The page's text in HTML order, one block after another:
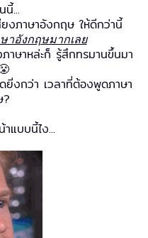
นี้...
งภาษาอังกฤษ ให้ดีกว่านี้
าอังกฤษมากเลย
าษาหล่ะก็ รู้สึกทรมานขึ้นมา
ยิ่งกว่า เวลาที่ต้องพูดภาษา
แบบนี้ไง...